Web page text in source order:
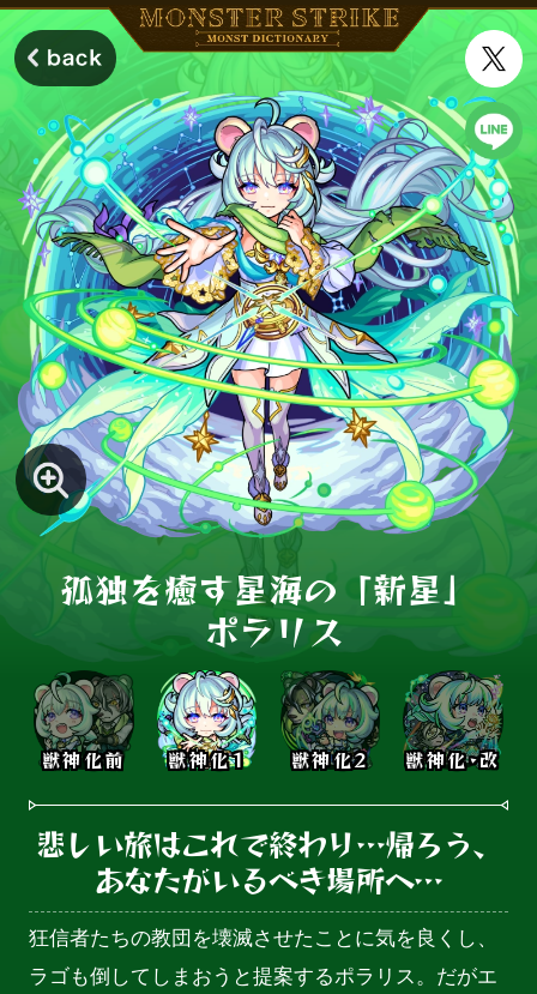
孤独を癒す星海の「新星」
ポラリス
獣神化前 獣神化1 獣神化2 獣神化･改
悲しい旅はこれで終わり…帰ろう、
あなたがいるべき場所へ…
狂信者たちの教団を壊滅させたことに気を良くし、
ラゴも倒してしまおうと提案するポラリス。だがエ